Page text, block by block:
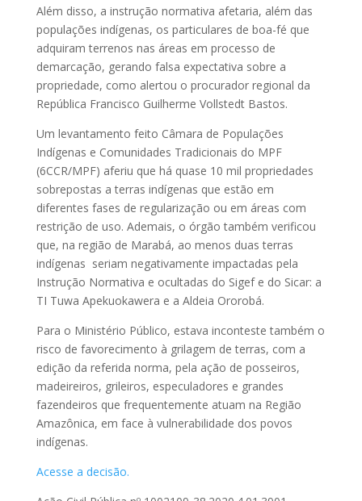
Além disso, a instrução normativa afetaria, além das
populações indígenas, os particulares de boa-fé que
adquiram terrenos nas áreas em processo de
demarcação, gerando falsa expectativa sobre a
propriedade, como alertou o procurador regional da
República Francisco Guilherme Vollstedt Bastos.
Um levantamento feito Câmara de Populações
Indígenas e Comunidades Tradicionais do MPF
(6CCR/MPF) aferiu que há quase 10 mil propriedades
sobrepostas a terras indígenas que estão em
diferentes fases de regularização ou em áreas com
restrição de uso. Ademais, o órgão também verificou
que, na região de Marabá, ao menos duas terras
indígenas seriam negativamente impactadas pela
Instrução Normativa e ocultadas do Sigef e do Sicar: a
TI Tuwa Apekuokawera e a Aldeia Ororobá.
Para o Ministério Público, estava inconteste também o
risco de favorecimento à grilagem de terras, com a
edição da referida norma, pela ação de posseiros,
madeireiros, grileiros, especuladores e grandes
fazendeiros que frequentemente atuam na Região
Amazônica, em face à vulnerabilidade dos povos
indígenas.
Acesse a decisão.